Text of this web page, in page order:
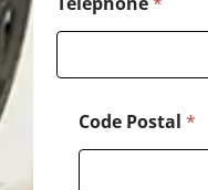
Code Postal *